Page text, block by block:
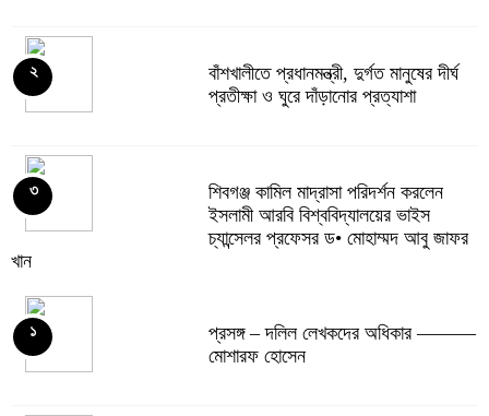
বাঁশখালীতে প্রধানমন্ত্রী, দুর্গত মানুষের দীর্ঘ
প্রতীক্ষা ও ঘুরে দাঁড়ানোর প্রত্যাশা
২
শিবগঞ্জ কামিল মাদ্রাসা পরিদর্শন করলেন
ইসলামী আরবি বিশ্ববিদ্যালয়ের ভাইস
চ্যান্সেলর প্রফেসর ড• মোহাম্মদ আবু জাফর
খান
৩
ফ্যামিলি কার্ড শুমারি: বাঁশখালীতে তালিকা
৪
প্রসঙ্গ – দলিল লেখকদের অধিকার ———
মোশারফ হোসেন
১